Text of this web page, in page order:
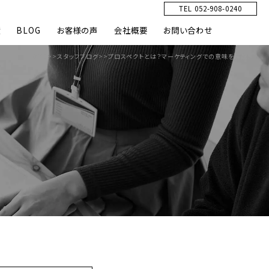
BLOG お客様の声 会社概要 お問い合わせ
TEL 052-908-0240
>>スタッフブログ>>プロスペクトとは？マーケティングでの意味を解説！